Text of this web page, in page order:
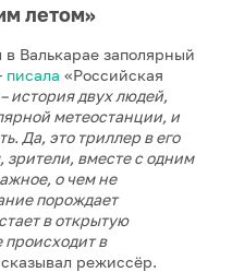
летом»
Валькарае заполярный
писала «Российская
история двух людей,
метеостанции, и
Да, это триллер в его
зрители, вместе с одним
о чем не
порождает
в открытую
в
режиссёр.